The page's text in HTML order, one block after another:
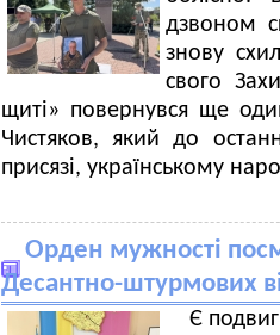
дзвоном
знову
свого
щиті» повернувся ще
Чистяков, який до
присязі, українському
Орден мужності
Десантно-штурмових
Є